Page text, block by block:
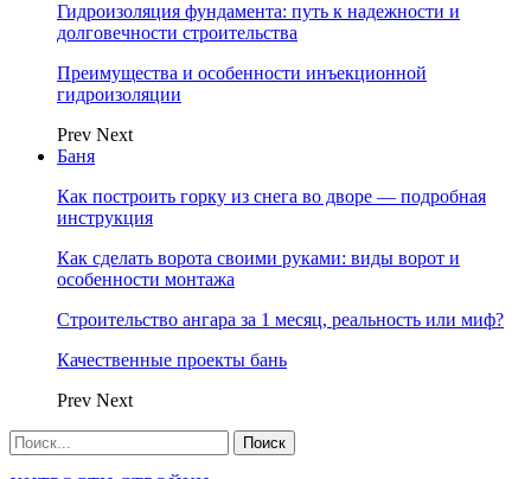
Гидроизоляция фундамента: путь к надежности и
долговечности строительства
Преимущества и особенности инъекционной
гидроизоляции
Prev Next
Баня
Как построить горку из снега во дворе — подробная
инструкция
Как сделать ворота своими руками: виды ворот и
особенности монтажа
Строительство ангара за 1 месяц, реальность или миф?
Качественные проекты бань
Prev Next